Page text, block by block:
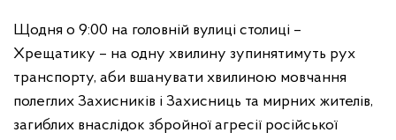
Щодня о 9:00 на головній вулиці столиці –
Хрещатику – на одну хвилину зупинятимуть рух
транспорту, аби вшанувати хвилиною мовчання
полеглих Захисників і Захисниць та мирних жителів,
загиблих внаслідок збройної агресії російської